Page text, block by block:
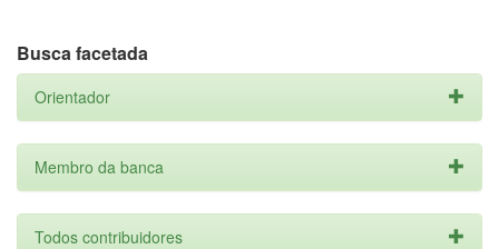
Busca facetada
Orientador
Membro da banca
Todos contribuidores